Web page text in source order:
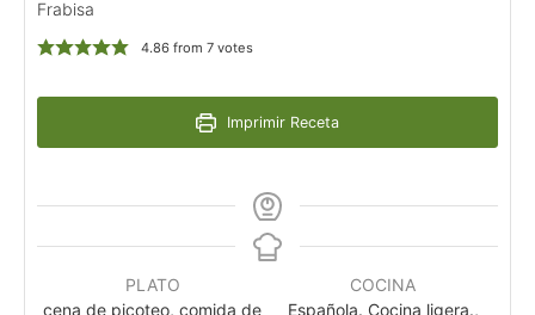
Frabisa
4.86from 7votes
Imprimir Receta
PLATO
cena de picoteo, comida de
COCINA
Española. Cocina ligera.,